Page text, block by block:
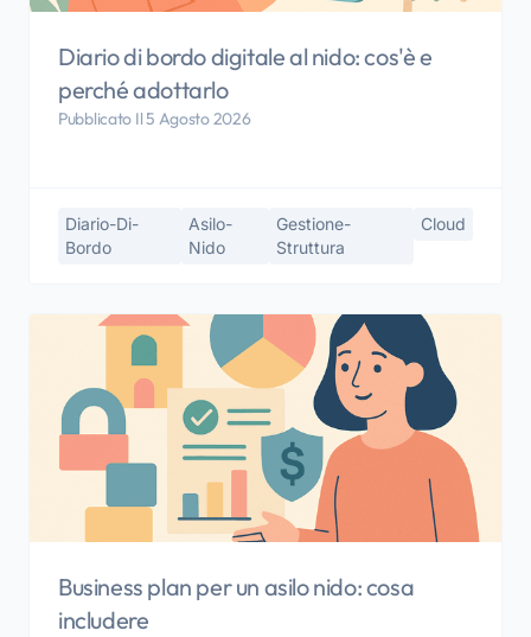
Diario di bordo digitale al nido: cos'è e
perché adottarlo
Pubblicato Il 5 Agosto 2026
Diario-Di-
Bordo
Asilo-
Nido
Gestione-
Struttura
Cloud
Business plan per un asilo nido: cosa
includere